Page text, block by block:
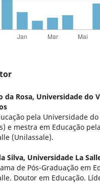
da Rosa, Universidade do
pela Universidade do
e mestra em Educação pela
(Unilassale).
Silva, Universidade La
de Pós-Graduação em
Doutor em Educação.